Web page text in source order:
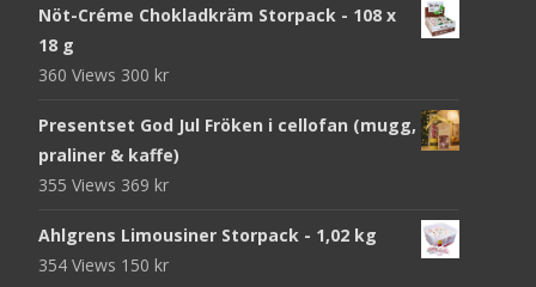
Nöt-Créme Chokladkräm Storpack - 108 x
18 g
360 Views 300 kr
Presentset God Jul Fröken i cellofan (mugg,
praliner & kaffe)
355 Views 369 kr
Ahlgrens Limousiner Storpack - 1,02 kg
354 Views 150 kr